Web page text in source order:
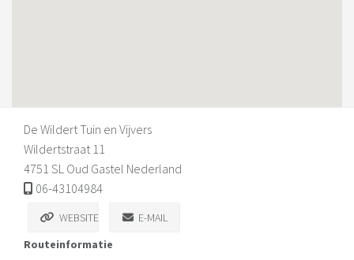
De Wildert Tuin en Vijvers
Wildertstraat 11
4751 SL Oud Gastel Nederland
06-43104984
WEBSITE
E-MAIL
Routeinformatie